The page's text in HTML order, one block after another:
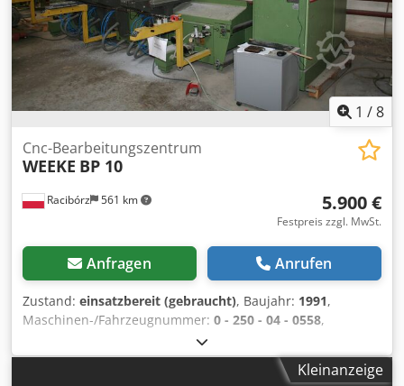
die Korpusmöbelproduktion. Die Maschine kann nach
Absprache besichtigt werden.
1 /8
Racibórz 561 km
Cnc-Bearbeitungszentrum
WEEKE BP 10
5.900 €
Festpreis zzgl. MwSt.
Anfragen Anrufen
Zustand: einsatzbereit (gebraucht), Baujahr: 1991,
Maschinen-/Fahrzeugnummer: 0 - 250 - 04 - 0558,
Technische Daten: Arbeitsbereich X 2.500 mm
Arbeitsbereich Y 800 mm Arbeitsbereich Z 40 mm Anzahl
der Frässpindeln 2 Vertikale Bohrspindeln 16 Bohrspindeln
Kleinanzeige